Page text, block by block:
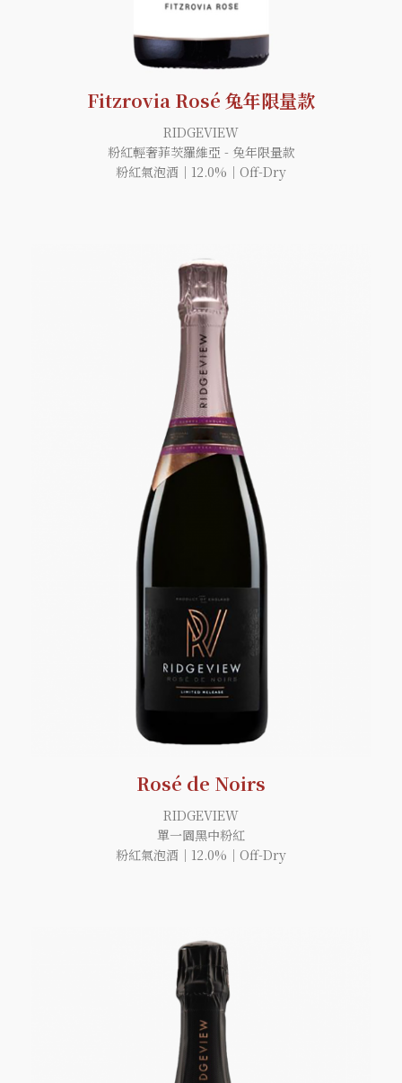
Fitzrovia Rosé 兔年限量款
RIDGEVIEW
粉紅輕奢菲茨羅維亞 - 兔年限量款
粉紅氣泡酒｜12.0%｜Off-Dry
Rosé de Noirs
RIDGEVIEW
單一園黑中粉紅
粉紅氣泡酒｜12.0%｜Off-Dry